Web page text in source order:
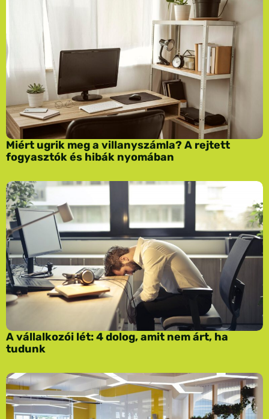
Miért ugrik meg a villanyszámla? A rejtett
fogyasztók és hibák nyomában
A vállalkozói lét: 4 dolog, amit nem árt, ha
tudunk